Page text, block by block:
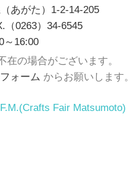
あがた）1-2-14-205
（0263）34-6545
～16:00
の場合がございます。
ォーム からお願いします。
(Crafts Fair Matsumoto)